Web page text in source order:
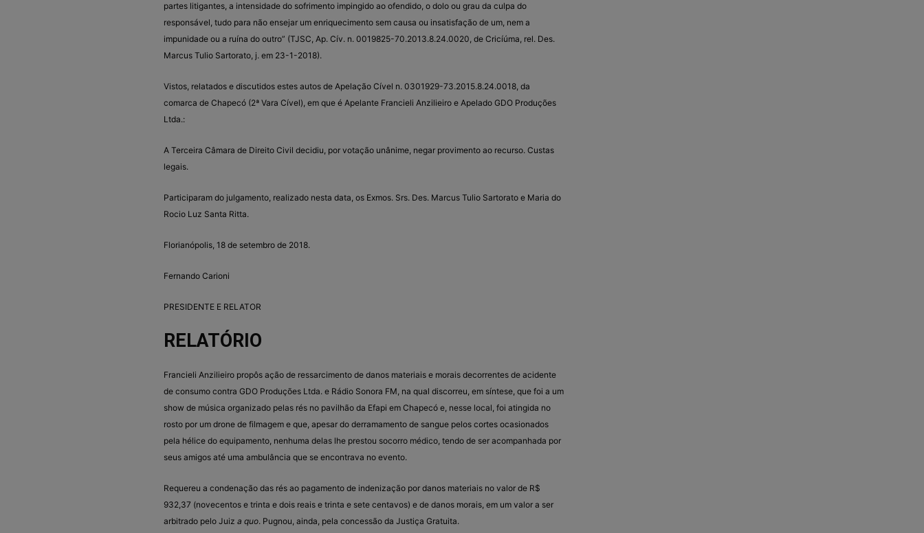
partes litigantes, a intensidade do sofrimento impingido ao ofendido, o dolo ou grau da culpa do
responsável, tudo para não ensejar um enriquecimento sem causa ou insatisfação de um, nem a
impunidade ou a ruína do outro” (TJSC, Ap. Cív. n. 0019825-70.2013.8.24.0020, de Cricíúma, rel. Des.
Marcus Tulio Sartorato, j. em 23-1-2018).
Vistos, relatados e discutidos estes autos de Apelação Cível n. 0301929-73.2015.8.24.0018, da
comarca de Chapecó (2ª Vara Cível), em que é Apelante Francieli Anzilieiro e Apelado GDO Produções
Ltda.:
A Terceira Câmara de Direito Civil decidiu, por votação unânime, negar provimento ao recurso. Custas
legais.
Participaram do julgamento, realizado nesta data, os Exmos. Srs. Des. Marcus Tulio Sartorato e Maria do
Rocio Luz Santa Ritta.
Florianópolis, 18 de setembro de 2018.
Fernando Carioni
PRESIDENTE E RELATOR
RELATÓRIO
Francieli Anzilieiro propôs ação de ressarcimento de danos materiais e morais decorrentes de acidente
de consumo contra GDO Produções Ltda. e Rádio Sonora FM, na qual discorreu, em síntese, que foi a um
show de música organizado pelas rés no pavilhão da Efapi em Chapecó e, nesse local, foi atingida no
rosto por um drone de filmagem e que, apesar do derramamento de sangue pelos cortes ocasionados
pela hélice do equipamento, nenhuma delas lhe prestou socorro médico, tendo de ser acompanhada por
seus amigos até uma ambulância que se encontrava no evento.
Requereu a condenação das rés ao pagamento de indenização por danos materiais no valor de R$
932,37 (novecentos e trinta e dois reais e trinta e sete centavos) e de danos morais, em um valor a ser
arbitrado pelo Juiz a quo. Pugnou, ainda, pela concessão da Justiça Gratuita.